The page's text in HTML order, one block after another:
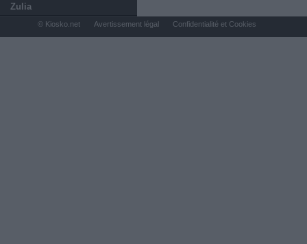
Zulia
© Kiosko.net Avertissement légal Confidentialité et Cookies